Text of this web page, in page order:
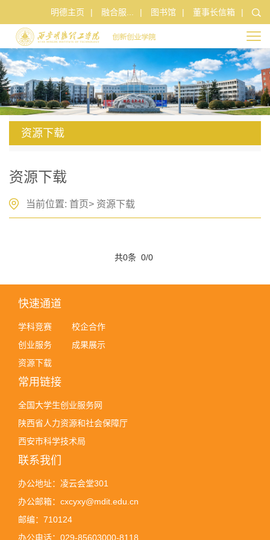
明德主页 | 融合服... | 图书馆 | 董事长信箱 |
资源下载
资源下载
当前位置: 首页> 资源下载
共0条 0/0
快速通道
学科竞赛
校企合作
创业服务
成果展示
资源下载
常用链接
全国大学生创业服务网
陕西省人力资源和社会保障厅
西安市科学技术局
联系我们
办公地址：凌云会堂301
办公邮箱：cxcyxy@mdit.edu.cn
邮编：710124
办公电话：029-85603000-8118